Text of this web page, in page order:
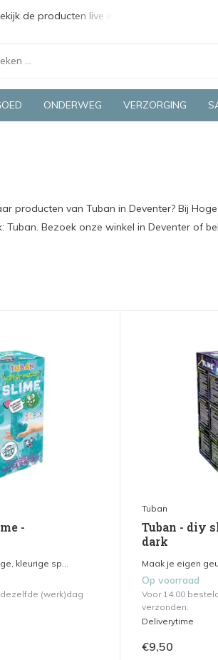
de producten live in onze winkel in
ONDERWEG VERZORGING
producten van Tuban in Deventer? Bij
Tuban. Bezoek onze winkel in Deventer of
-
kleurige sp...
(werk)dag
Tuban
Tuban - diy
dark
Maak je eigen
Op voorraad
Voor 14.00
verzonden.
Deliverytime
€9,50